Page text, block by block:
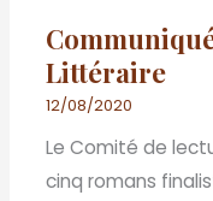
Littéraire
12/08/2020
Le Comité de
cinq romans